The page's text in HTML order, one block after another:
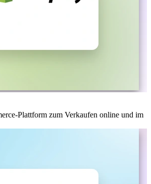
Plattform zum Verkaufen online und im